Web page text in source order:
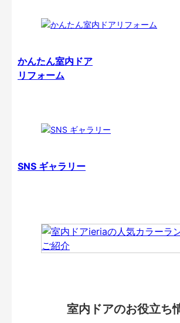
かんたん室内ドア
リフォーム
SNS ギャラリー
室内ドアのお役立ち